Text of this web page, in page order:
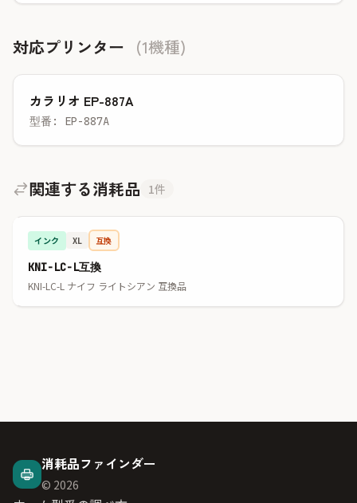
対応プリンター (1機種)
カラリオ EP-887A
型番: EP-887A
関連する消耗品 1件
インク XL 互換
KNI-LC-L互換
KNI-LC-L ナイフ ライトシアン 互換品
消耗品ファインダー
© 2026